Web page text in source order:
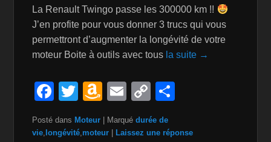
La Renault Twingo passe les 300000 km !!
J’en profite pour vous donner 3 trucs qui vous
permettront d’augmenter la longévité de votre
moteur Boite à outils avec tous la suite →
F
c
T
tt
A
a
E
ail
C
o
p
ta
Posté dans Moteur Marqué durée de
vie, longévité,moteur Laissez une réponse